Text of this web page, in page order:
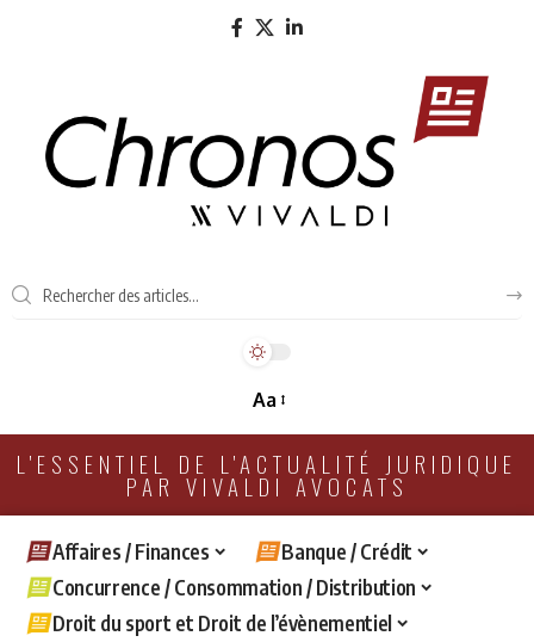
Aa
L'ESSENTIEL DE L'ACTUALITÉ JURIDIQUE
PAR VIVALDI AVOCATS
Affaires / Finances
Banque / Crédit
Concurrence / Consommation / Distribution
Droit du sport et Droit de l’évènementiel